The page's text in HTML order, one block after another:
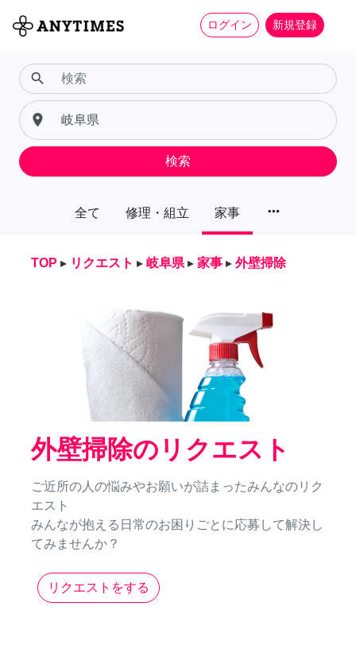
ログイン 新規登録
全て 修理・組立 家事 more_horiz
search
place
検索
TOP ▸ リクエスト ▸ 岐阜県 ▸ 家事 ▸ 外壁掃除
外壁掃除のリクエスト
ご近所の人の悩みやお願いが詰まったみんなのリク
エスト
みんなが抱える日常のお困りごとに応募して解決し
てみませんか？
リクエストをする